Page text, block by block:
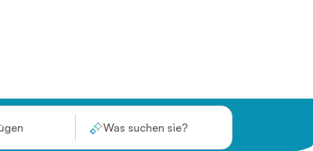
Was suchen sie?